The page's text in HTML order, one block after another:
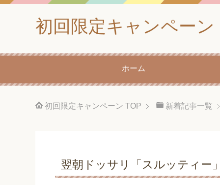
初回限定キャンペーン
ホーム
初回限定キャンペーン TOP 新着記事一覧
翌朝ドッサリ「スルッティー